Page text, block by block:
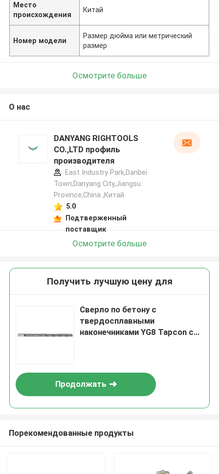
Место
происхождения
Китай
Номер модели
Размер дюйма или метрический
размер
Осмотрите больше
О нас
DANYANG RIGHTOOLS
CO.,LTD профиль
производителя
East Industry Park,Danbei
Town,Danyang City,Jiangsu
Province,China ,Китай
5.0
Подтверженный
поставщик
Осмотрите больше
Получить лучшую цену для
Сверло по бетону с
твердосплавными
наконечниками YG8 Tapcon с
Продолжать
Порекомендованные продукты